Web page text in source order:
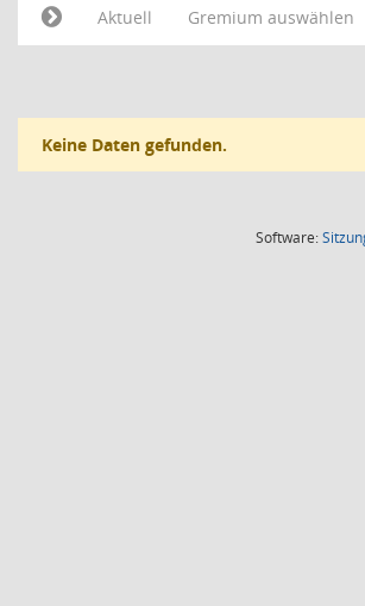
Aktuell
Gremium auswählen
Keine Daten gefunden.
Software: